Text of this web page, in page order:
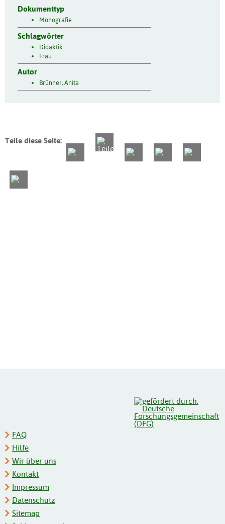
Dokumenttyp
Monografie
Schlagwörter
Didaktik
Frau
Autor
Brünner, Anita
Teile diese Seite:
FAQ
Hilfe
Wir über uns
Kontakt
Impressum
Datenschutz
Sitemap